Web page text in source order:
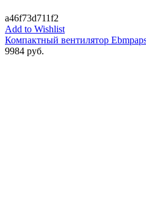
a46f73d711f2
Add to Wishlist
Компактный вентилятор
9984 руб.